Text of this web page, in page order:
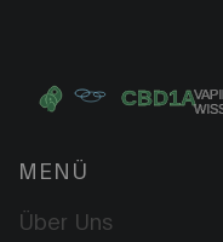
MENÜ
Über Uns